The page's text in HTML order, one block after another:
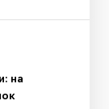
на